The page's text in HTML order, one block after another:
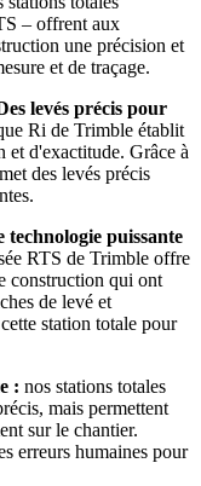
– offrent aux
une précision et
et de traçage.
levés précis pour
Ri de Trimble établit
et d'exactitude. Grâce à
des levés précis
puissante
RTS de Trimble offre
construction qui ont
de levé et
station totale pour
: nos stations totales
mais permettent
sur le chantier.
erreurs humaines pour